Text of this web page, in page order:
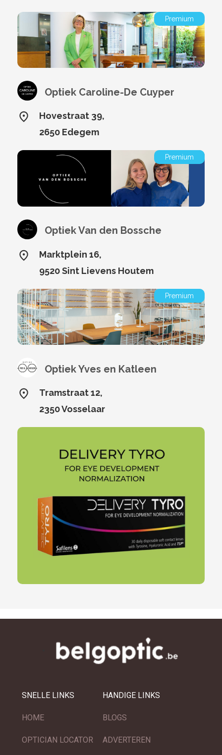
Premium
Optiek Caroline-De Cuyper
Hovestraat 39,
2650 Edegem
Premium
Optiek Van den Bossche
Marktplein 16,
9520 Sint Lievens Houtem
Premium
Optiek Yves en Katleen
Tramstraat 12,
2350 Vosselaar
SNELLE LINKS
HOME
OPTICIAN LOCATOR
HANDIGE LINKS
BLOGS
ADVERTEREN